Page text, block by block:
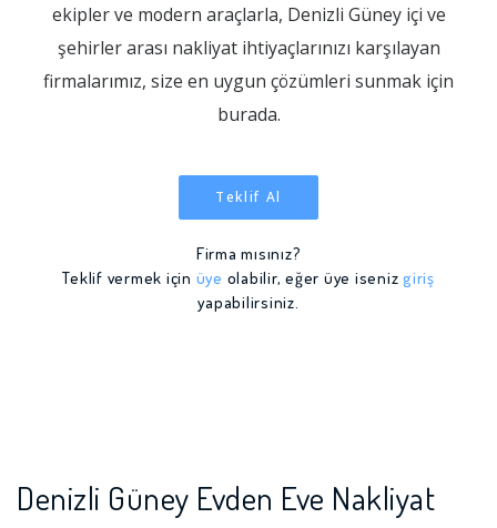
ekipler ve modern araçlarla, Denizli Güney içi ve
şehirler arası nakliyat ihtiyaçlarınızı karşılayan
firmalarımız, size en uygun çözümleri sunmak için
burada.
Teklif Al
Firma mısınız?
Teklif vermek için üye olabilir, eğer üye iseniz giriş
yapabilirsiniz.
Denizli Güney Evden Eve Nakliyat